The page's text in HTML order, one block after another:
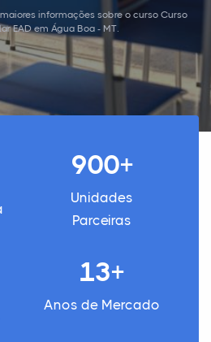
informações sobre o curso Curso
EAD em Água Boa - MT.
900+
Unidades
Parceiras
13+
Anos de Mercado